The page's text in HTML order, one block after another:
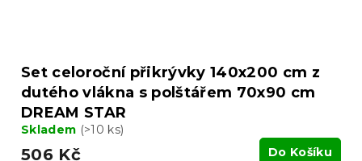
Set celoroční přikrývky 140x200 cm z
dutého vlákna s polštářem 70x90 cm
DREAM STAR
Skladem (>10 ks)
506 Kč Do Košíku